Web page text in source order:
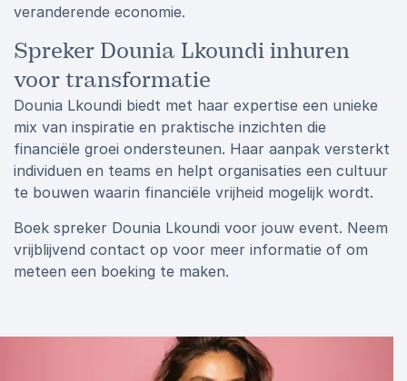
veranderende economie.
Spreker Dounia Lkoundi inhuren
voor transformatie
Dounia Lkoundi biedt met haar expertise een unieke
mix van inspiratie en praktische inzichten die
financiële groei ondersteunen. Haar aanpak versterkt
individuen en teams en helpt organisaties een cultuur
te bouwen waarin financiële vrijheid mogelijk wordt.
Boek spreker Dounia Lkoundi voor jouw event. Neem
vrijblijvend contact op voor meer informatie of om
meteen een boeking te maken.